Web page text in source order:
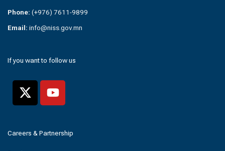
Phone: (+976) 7611-9899
Email: info@niss.gov.mn
If you want to follow us
Careers & Partnership